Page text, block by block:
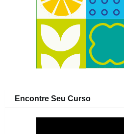
Encontre Seu Curso